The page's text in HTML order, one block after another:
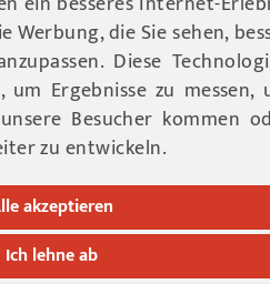
Werbung, die Sie sehen,
Diese
Ergebnisse zu messen,
Besucher kommen
zu entwickeln.
akzeptieren
Ich lehne ab
& Sailer OG